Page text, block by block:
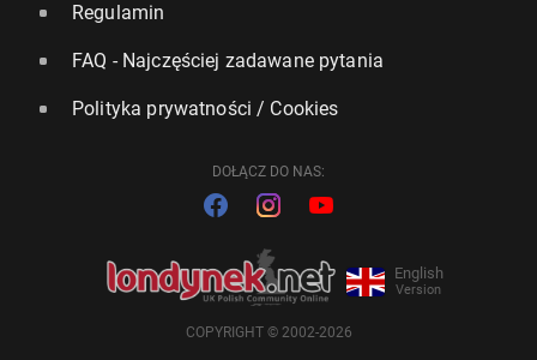
Regulamin
FAQ - Najczęściej zadawane pytania
Polityka prywatności / Cookies
DOŁĄCZ DO NAS:
English
Version
COPYRIGHT © 2002-2026